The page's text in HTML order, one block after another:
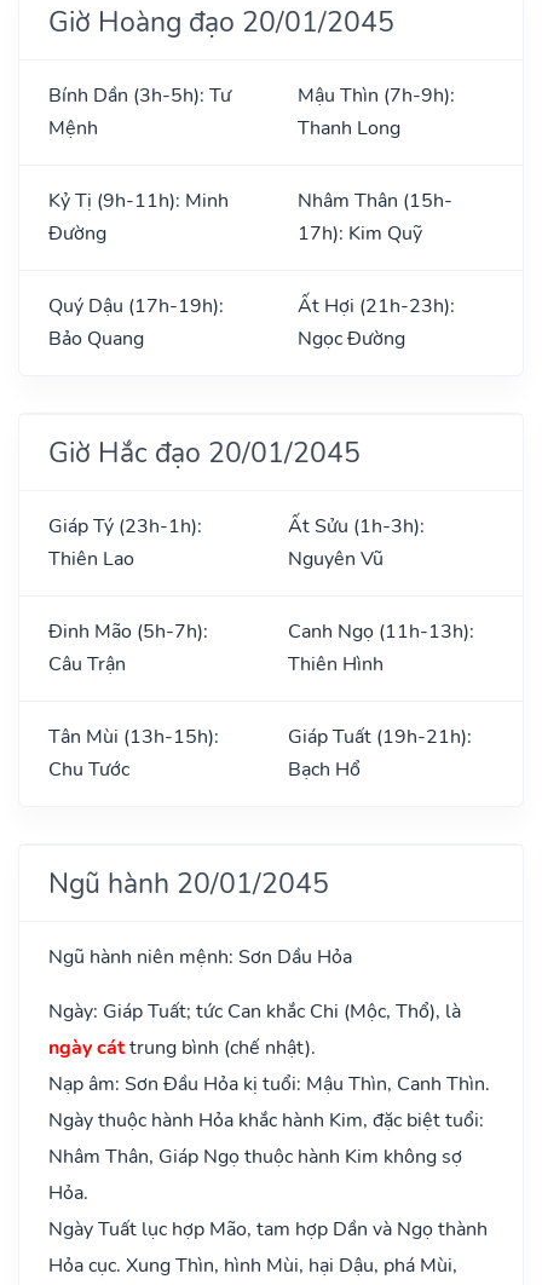
Giờ Hoàng đạo 20/01/2045
Bính Dần (3h-5h): Tư
Mệnh
Mậu Thìn (7h-9h):
Thanh Long
Kỷ Tị (9h-11h): Minh
Đường
Nhâm Thân (15h-
17h): Kim Quỹ
Quý Dậu (17h-19h):
Bảo Quang
Ất Hợi (21h-23h):
Ngọc Đường
Giờ Hắc đạo 20/01/2045
Giáp Tý (23h-1h):
Thiên Lao
Ất Sửu (1h-3h):
Nguyên Vũ
Đinh Mão (5h-7h):
Câu Trận
Canh Ngọ (11h-13h):
Thiên Hình
Tân Mùi (13h-15h):
Chu Tước
Giáp Tuất (19h-21h):
Bạch Hổ
Ngũ hành 20/01/2045
Ngũ hành niên mệnh: Sơn Dầu Hỏa
Ngày: Giáp Tuất; tức Can khắc Chi (Mộc, Thổ), là
ngày cáttrung bình (chế nhật).
Nạp âm: Sơn Đầu Hỏa kị tuổi: Mậu Thìn, Canh Thìn.
Ngày thuộc hành Hỏa khắc hành Kim, đặc biệt tuổi:
Nhâm Thân, Giáp Ngọ thuộc hành Kim không sợ
Hỏa.
Ngày Tuất lục hợp Mão, tam hợp Dần và Ngọ thành
Hỏa cục. Xung Thìn, hình Mùi, hại Dậu, phá Mùi,